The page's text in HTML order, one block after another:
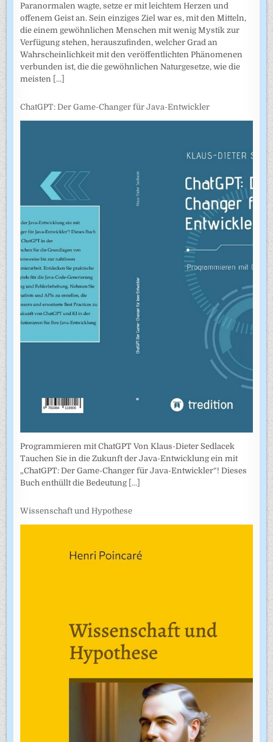
Paranormalen wagte, setze er mit leichtem Herzen und
offenem Geist an. Sein einziges Ziel war es, mit den Mitteln,
die einem gewöhnlichen Menschen mit wenig Mystik zur
Verfügung stehen, herauszufinden, welcher Grad an
Wahrscheinlichkeit mit den veröffentlichten Phänomenen
verbunden ist, die die gewöhnlichen Naturgesetze, wie die
meisten [...]
ChatGPT: Der Game-Changer für Java-Entwickler
Programmieren mit ChatGPT Von Klaus-Dieter Sedlacek
Tauchen Sie in die Zukunft der Java-Entwicklung ein mit
„ChatGPT: Der Game-Changer für Java-Entwickler“! Dieses
Buch enthüllt die Bedeutung [...]
Wissenschaft und Hypothese